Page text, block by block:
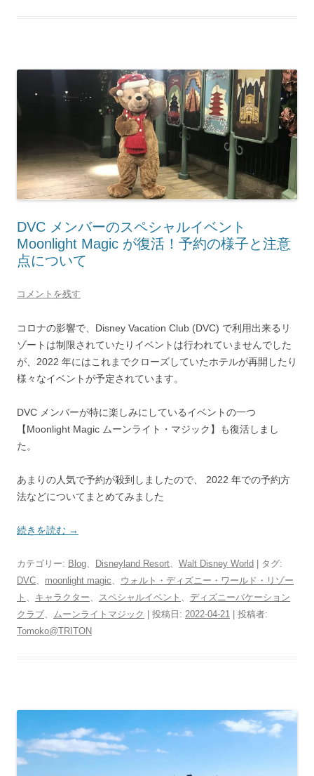
DVC メンバーのスペシャルイベント
Moonlight Magic が復活！予約の様子と注意
点について
コメントを残す
コロナの影響で、Disney Vacation Club (DVC) で利用出来るリ
ゾートは制限されていたりイベントは行われていませんでした
が、2022 年にはこれまでクローズしていたホテルが再開したり
様々なイベントが予定されています。
DVC メンバーが特に楽しみにしているイベントの一つ
【Moonlight Magic ムーンライト・マジック】も復活しまし
た。
あまりの人気で予約が殺到しましたので、 2022 年での予約方
法などについてまとめてみました
続きを読む →
カテゴリー: Blog Disneyland Resort Walt Disney World | タグ:
DVC
moonlight magic
ウォルト・ディズニー・ワールド・リゾー
ト
キャラクター スペシャルイベント
ディズニーバケーション
クラブ
ムーンライトマジック | 投稿日: 2022-04-21 | 投稿者:
Tomoko@TRITON